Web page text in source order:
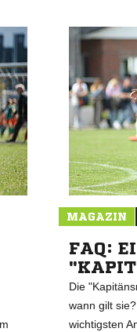
MAGAZIN
FAQ:
Die
wann gilt
wichtigsten